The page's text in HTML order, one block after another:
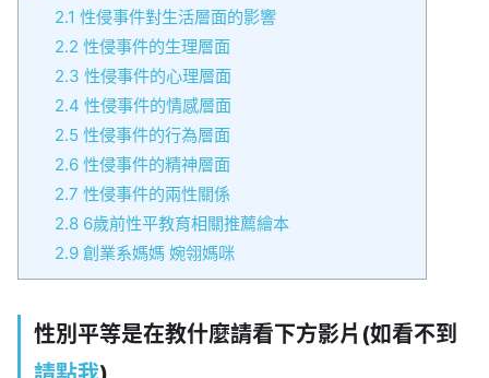
2.1 性侵事件對生活層面的影響
2.2 性侵事件的生理層面
2.3 性侵事件的心理層面
2.4 性侵事件的情感層面
2.5性侵事件的行為層面
2.6性侵事件的精神層面
2.7 性侵事件的兩性關係
2.86歲前性平教育相關推薦繪本
2.9創業系媽媽 婉翎媽咪
性別平等是在教什麼請看下方影片(如看不到